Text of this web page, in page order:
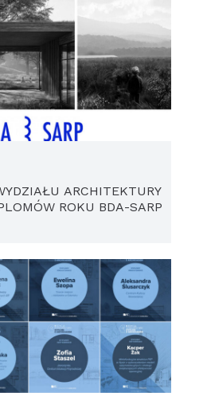
ARCHITEKTURY
ROKU BDA-SARP